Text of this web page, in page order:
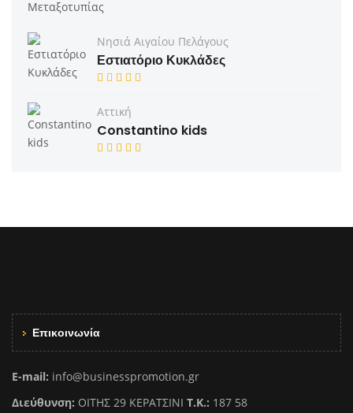
Νησιά Αιγαίου Πελάγους
Εστιατόριο Κυκλάδες
Αττική
Constantino kids
Επικοινωνία
E-mail: info@businesspromotion.gr
Διεύθυνση: ΟΙΤΗΣ 29 ΚΕΡΑΤΣΙΝΙ Τ.Κ.: 187 58